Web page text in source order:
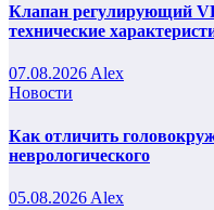
Клапан регулирующий
технические
07.08.2026 Alex
Новости
Как отличить
неврологического
05.08.2026 Alex